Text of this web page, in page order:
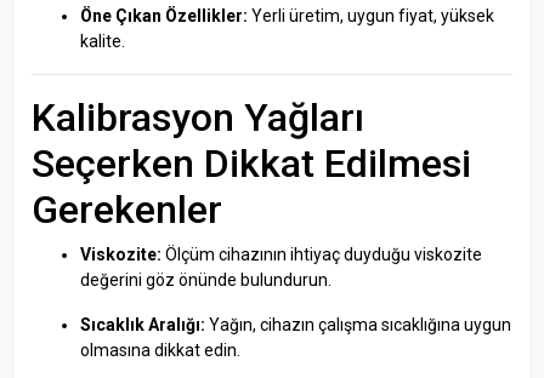
Öne Çıkan Özellikler: Yerli üretim, uygun fiyat, yüksek
kalite.
Kalibrasyon Yağları
Seçerken Dikkat Edilmesi
Gerekenler
Viskozite: Ölçüm cihazının ihtiyaç duyduğu viskozite
değerini göz önünde bulundurun.
Sıcaklık Aralığı: Yağın, cihazın çalışma sıcaklığına uygun
olmasına dikkat edin.